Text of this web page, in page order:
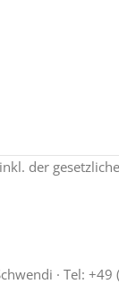
der
· Tel: